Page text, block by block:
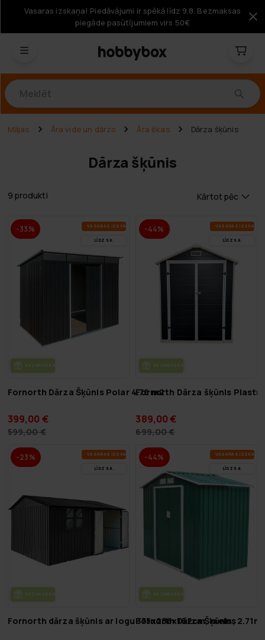
Vasaras izskaņa! Piedāvājumi ir spēkā līdz 9.8. Bezmaksas
piegāde pasūtījumiem virs 50€
Mājas Āra vide un dārzs Āra ēkas Dārza šķūnis
Dārza šķūnis
9 produkti Kārtot pēc
-33% VA­SA­RAS IZ­SKA­ŅA
LĪDZ 9.8.
BEZ­MAK­SAS PIE­GĀ­DE
Fornorth Dārza Šķūnis Polar 4.76 m2
399,00 €
599,00 €
-44% VA­SA­RAS IZ­SKA­ŅA
LĪDZ 9.8.
BEZ­MAK­SAS PIE­GĀ­DE
Fornorth Dārza šķūnis
389,00 €
699,00 €
-23% VA­SA­RAS IZ­SKA­ŅA
LĪDZ 9.8.
BEZ­MAK­SAS PIE­GĀ­DE
Fornorth dārza šķūnis ar logu 375x286x162cm, melns
-44% VA­SA­RAS IZ­SKA­ŅA
LĪDZ 9.8.
BEZ­MAK­SAS PIE­GĀ­DE
Fornorth Dārza Šķūnis,